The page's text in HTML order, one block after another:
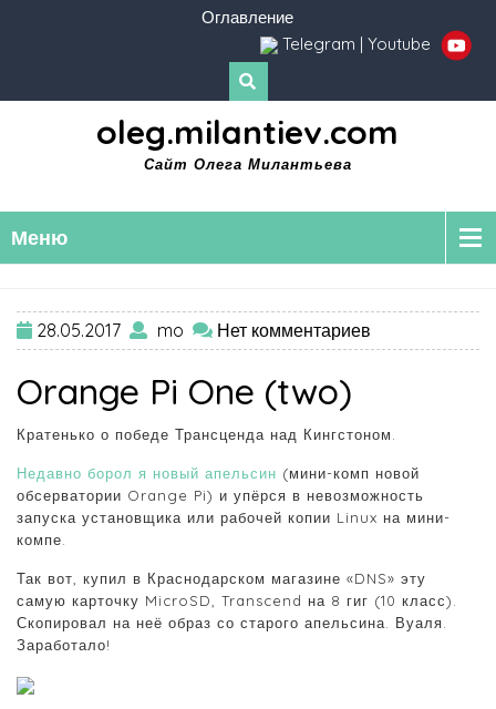
Оглавление
Telegram | Youtube
oleg.milantiev.com
Сайт Олега Милантьева
Меню
28.05.2017 mo Нет комментариев
Orange Pi One (two)
Кратенько о победе Трансценда над Кингстоном.
Недавно борол я новый апельсин (мини-комп новой
обсерватории Orange Pi) и упёрся в невозможность
запуска установщика или рабочей копии Linux на мини-
компе.
Так вот, купил в Краснодарском магазине «DNS» эту
самую карточку MicroSD, Transcend на 8 гиг (10 класс).
Скопировал на неё образ со старого апельсина. Вуаля.
Заработало!